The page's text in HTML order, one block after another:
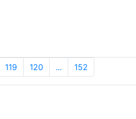
119 120 ... 152